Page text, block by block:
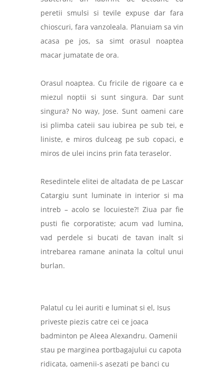
peretii smulsi si tevile expuse dar fara
chioscuri, fara vanzoleala. Planuiam sa vin
acasa pe jos, sa simt orasul noaptea
macar jumatate de ora.
Orasul noaptea. Cu fricile de rigoare ca e
miezul noptii si sunt singura. Dar sunt
singura? No way, Jose. Sunt oameni care
isi plimba cateii sau iubirea pe sub tei, e
liniste, e miros dulceag pe sub copaci, e
miros de ulei incins prin fata teraselor.
Resedintele elitei de altadata de pe Lascar
Catargiu sunt luminate in interior si ma
intreb – acolo se locuieste?! Ziua par fie
pusti fie corporatiste; acum vad lumina,
vad perdele si bucati de tavan inalt si
intrebarea ramane aninata la coltul unui
burlan.
Palatul cu lei auriti e luminat si el, Isus
priveste piezis catre cei ce joaca
badminton pe Aleea Alexandru. Oamenii
stau pe marginea portbagajului cu capota
ridicata, oamenii-s asezati pe banci cu